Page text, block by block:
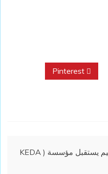
غبطة البطريرك الأنبا ابراهيم يستقبل مؤسسة ( KEDA